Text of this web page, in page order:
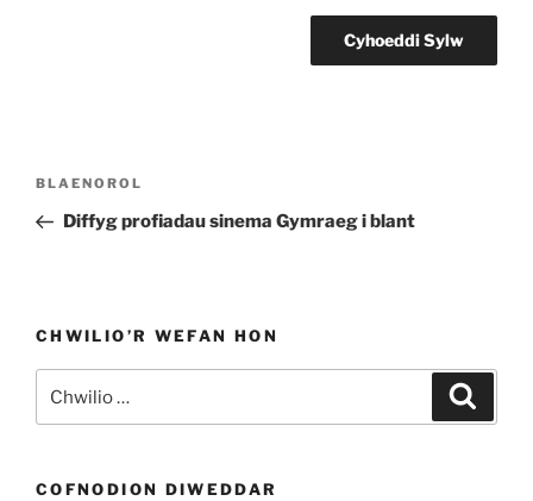
Llywio
Cofnod
Blaenorol
BLAENOROL
Diffyg profiadau sinema Gymraeg i blant
CHWILIO’R WEFAN HON
am:
COFNODION DIWEDDAR